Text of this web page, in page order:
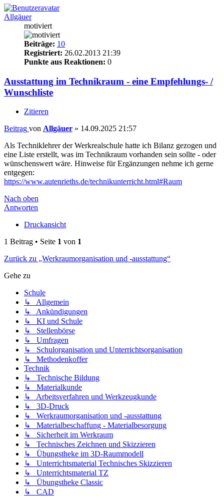
Allgäuer
motiviert
Beiträge: 10
Registriert: 26.02.2013 21:39
Punkte aus Reaktionen: 0
Ausstattung im Technikraum - eine Empfehlungs- /
Wunschliste
Zitieren
Beitrag von Allgäuer » 14.09.2025 21:57
Als Techniklehrer der Werkrealschule hatte ich Bilanz gezogen und
eine Liste erstellt, was im Technikraum vorhanden sein sollte - oder
wünschenswert wäre. Hinweise für Ergänzungen nehme ich gerne
entgegen:
https://www.autenrieths.de/technikunterricht.html#Raum
Nach oben
Antworten
Druckansicht
1 Beitrag • Seite 1 von 1
Zurück zu „Werkraumorganisation und -ausstattung“
Gehe zu
Schule
↳ Allgemein
↳ Ankündigungen
↳ KI und Schule
↳ Stellenbörse
↳ Umfragen
↳ Schulorganisation und Unterrichtsorganisation
↳ Methodenkoffer
Technik
↳ Technische Bildung
↳ Materialkunde
↳ Arbeitsverfahren und Werkzeugkunde
↳ 3D-Druck
↳ Werkraumorganisation und -ausstattung
↳ Materialbeschaffung - Materialbesorgung
↳ Sicherheit im Werkraum
↳ Technisches Zeichnen und Skizzieren
↳ Übungstheke im 3D-Raummodell
↳ Unterrichtsmaterial Technisches Skizzieren
↳ Unterrichtsmaterial TZ
↳ Übungstheke Classic
↳ CAD